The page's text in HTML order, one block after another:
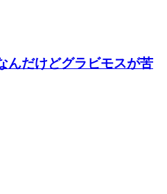
んだけどグラビモスが苦